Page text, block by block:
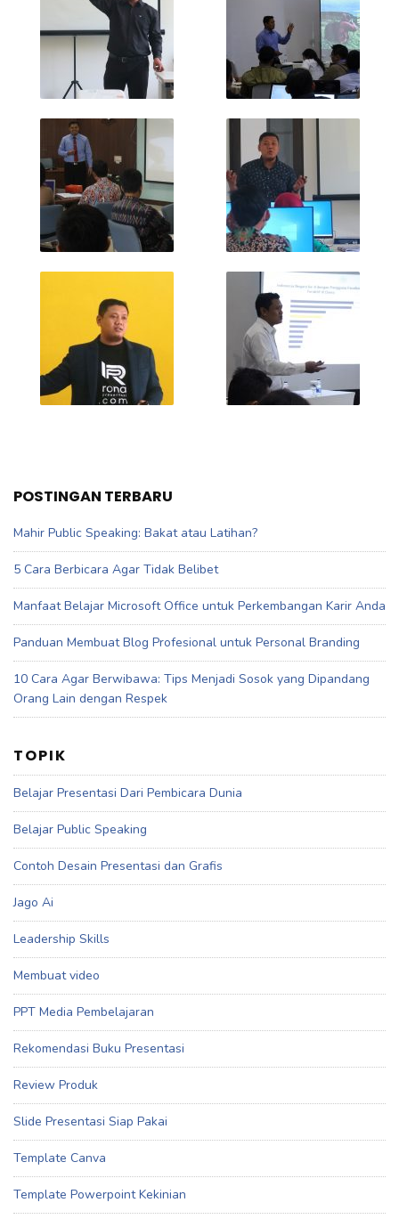
POSTINGAN TERBARU
Mahir Public Speaking: Bakat atau Latihan?
5 Cara Berbicara Agar Tidak Belibet
Manfaat Belajar Microsoft Office untuk Perkembangan Karir Anda
Panduan Membuat Blog Profesional untuk Personal Branding
10 Cara Agar Berwibawa: Tips Menjadi Sosok yang Dipandang
Orang Lain dengan Respek
TOPIK
Belajar Presentasi Dari Pembicara Dunia
Belajar Public Speaking
Contoh Desain Presentasi dan Grafis
Jago Ai
Leadership Skills
Membuat video
PPT Media Pembelajaran
Rekomendasi Buku Presentasi
Review Produk
Slide Presentasi Siap Pakai
Template Canva
Template Powerpoint Kekinian